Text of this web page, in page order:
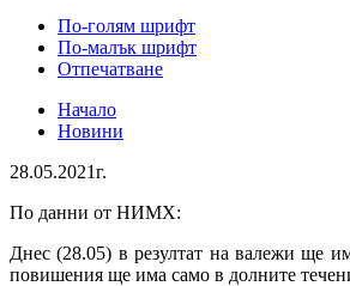
По-голям шрифт
По-малък шрифт
Отпечатване
Начало
Новини
28.05.2021г.
По данни от НИМХ:
Днес (28.05) в резултат на валежи ще
повишения ще има само в долните